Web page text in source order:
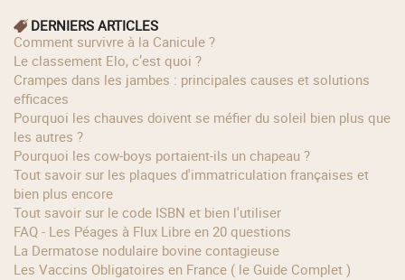
DERNIERS ARTICLES
Comment survivre à la Canicule ?
Le classement Elo, c’est quoi ?
Crampes dans les jambes : principales causes et solutions
efficaces
Pourquoi les chauves doivent se méfier du soleil bien plus que
les autres ?
Pourquoi les cow‑boys portaient‑ils un chapeau ?
Tout savoir sur les plaques d'immatriculation françaises et
bien plus encore
Tout savoir sur le code ISBN et bien l'utiliser
FAQ - Les Péages à Flux Libre en 20 questions
La Dermatose nodulaire bovine contagieuse
Les Vaccins Obligatoires en France ( le Guide Complet )